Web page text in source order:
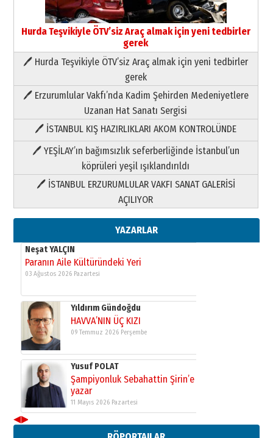
Hurda Teşvikiyle ÖTV’siz Araç almak için yeni tedbirler
gerek
🖊 Hurda Teşvikiyle ÖTV’siz Araç almak için yeni tedbirler
gerek
🖊 Erzurumlular Vakfı’nda Kadim Şehirden Medeniyetlere
Uzanan Hat Sanatı Sergisi
🖊 İSTANBUL KIŞ HAZIRLIKLARI AKOM KONTROLÜNDE
🖊 YEŞİLAY’ın bağımsızlık seferberliğinde İstanbul’un
köprüleri yeşil ışıklandırıldı
🖊 İSTANBUL ERZURUMLULAR VAKFI SANAT GALERİSİ
AÇILIYOR
YAZARLAR
Paranın Aile Kültüründeki Yeri
03 Ağustos 2026 Pazartesi
Yıldırım Gündoğdu
HAVVA’NIN ÜÇ KIZI
09 Temmuz 2026 Perşembe
Yusuf POLAT
Şampiyonluk Sebahattin Şirin’e
11 Mayıs 2026 Pazartesi
Neşat YALÇIN
Paranın Aile Kültüründeki Yeri
03 Ağustos 2026 Pazartesi
Yıldırım Gündoğdu
HAVVA’NIN ÜÇ KIZI
09 Temmuz 2026 Perşembe
Yusuf POLAT
Şampiyonluk Sebahattin Şirin’e
yazar
11 Mayıs 2026 Pazartesi
Neşat YALÇIN
◀▶